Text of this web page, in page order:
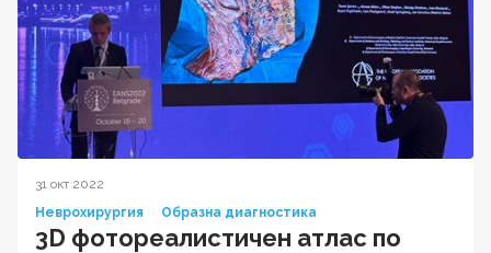
31 окт 2022
Неврохирургия
Образна диагностика
3D фотореалистичен атлас по